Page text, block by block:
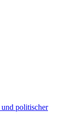
politischer